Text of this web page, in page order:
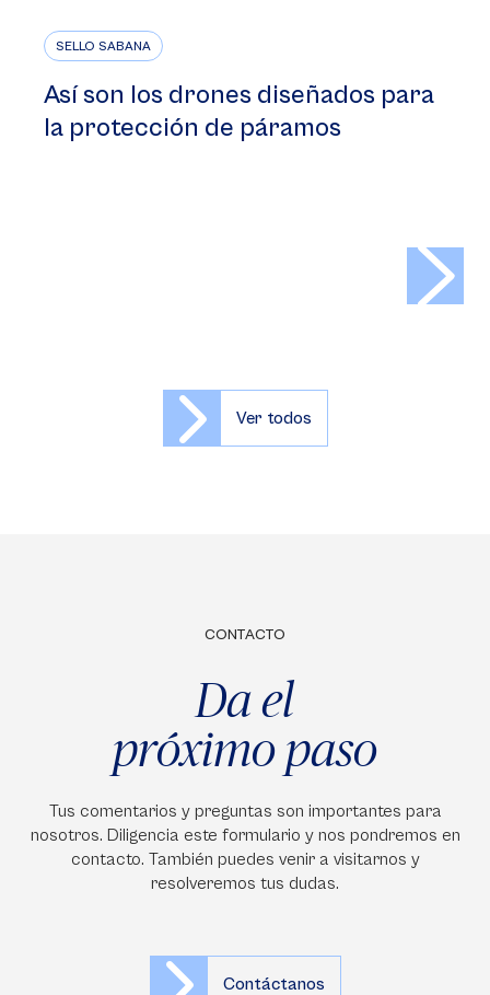
SELLO SABANA
Así son los drones diseñados para
la protección de páramos
Ver todos
CONTACTO
Da el
próximo paso
Tus comentarios y preguntas son importantes para
nosotros. Diligencia este formulario y nos pondremos en
contacto. También puedes venir a visitarnos y
resolveremos tus dudas.
Contáctanos